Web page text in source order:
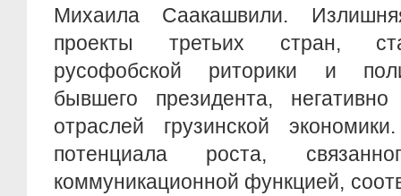
Михаила Саакашвили.
проекты третьих стран,
русофобской риторики и
бывшего президента,
отраслей грузинской
потенциала роста,
коммуникационной функцией,